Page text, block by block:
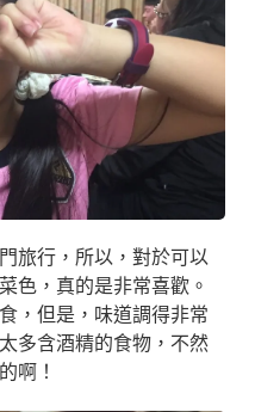
旅行，所以，對於可以
色，真的是非常喜歡。
，但是，味道調得非常
多含酒精的食物，不然
啊！